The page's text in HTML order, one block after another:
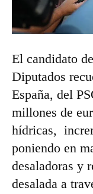
El candidato
Diputados
España, del
millones de
hídricas,
poniendo en
desaladoras y
desalada a